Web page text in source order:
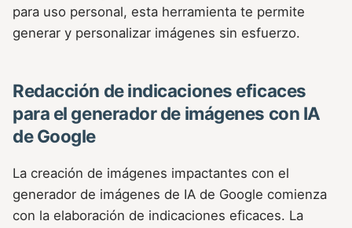
para uso personal, esta herramienta te permite
generar y personalizar imágenes sin esfuerzo.
Redacción de indicaciones eficaces
para el generador de imágenes con IA
de Google
La creación de imágenes impactantes con el
generador de imágenes de IA de Google comienza
con la elaboración de indicaciones eficaces. La